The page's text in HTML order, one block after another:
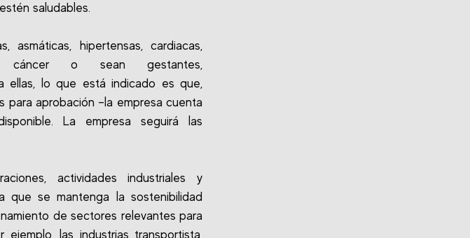
saludables.
asmáticas, hipertensas, cardiacas,
cáncer o sean gestantes,
ellas, lo que está indicado es que,
para aprobación –la empresa cuenta
La empresa seguirá las
actividades industriales y
que se mantenga la sostenibilidad
de sectores relevantes para
las industrias transportista,